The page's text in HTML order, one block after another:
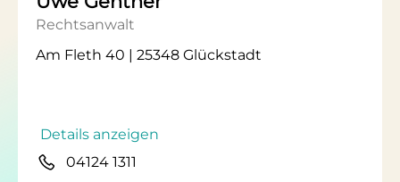
Rechtsanwalt
Am Fleth 40 | 25348 Glückstadt
Details anzeigen
04124 1311